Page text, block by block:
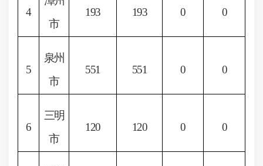
4
市
193 193 0 0
5
泉州
市
551 551 0 0
6
三明
市
120 120 0 0